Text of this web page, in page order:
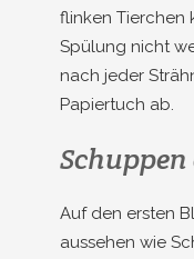
flinken Tierchen
Spülung nicht
nach jeder
Papiertuch ab.
Auf den ersten
aussehen wie